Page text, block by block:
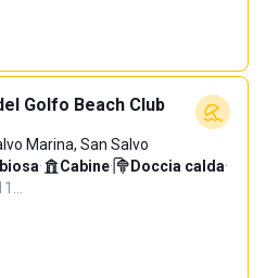
Golfo Beach Club
Marina, San Salvo
· Cabine· Doccia calda·